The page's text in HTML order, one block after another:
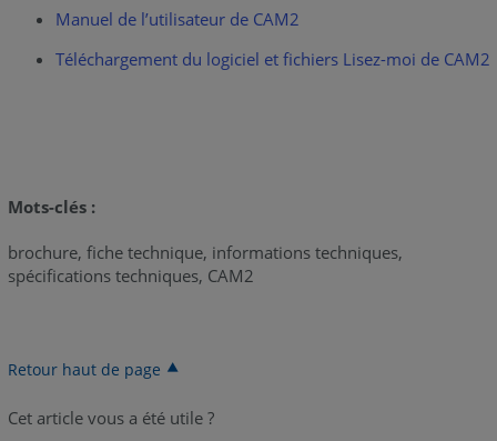
Manuel de l’utilisateur de CAM2
Téléchargement du logiciel et fichiers Lisez-moi de CAM2
Mots-clés :
brochure, fiche technique, informations techniques,
spécifications techniques, CAM2
Retour haut de page
Cet article vous a été utile ?